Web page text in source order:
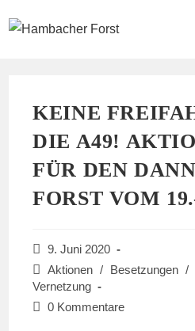
Inhalt
KEINE
DIE A49!
FÜR DEN
FORST VOM
Beitrag
veröffentlicht:
9. Juni 2020
Beitrags-
Kategorie:
Aktionen / Besetzungen /
Vernetzung
Beitrags-
0 Kommentare